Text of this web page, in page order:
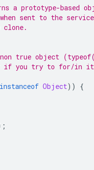
a prototype-based
sent to the
non true object
if you try to for/in
instanceof Object))
{